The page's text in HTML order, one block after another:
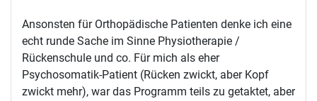
Ansonsten für Orthopädische Patienten denke ich eine
echt runde Sache im Sinne Physiotherapie /
Rückenschule und co. Für mich als eher
Psychosomatik-Patient (Rücken zwickt, aber Kopf
zwickt mehr), war das Programm teils zu getaktet, aber